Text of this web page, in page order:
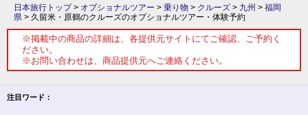
日本旅行トップ> オプショナルツアー > 乗り物 > クルーズ > 九州 > 福岡
県 > 久留米・原鶴のクルーズのオプショナルツアー・体験予約
※掲載中の商品の詳細は、各提供元サイトにてご確認、ご予約く
ださい。
※お問い合わせは、商品提供元へご連絡ください。
注目ワード：